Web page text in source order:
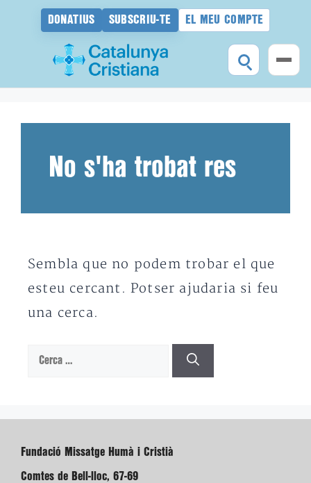
DONATIUS SUBSCRIU-TE EL MEU COMPTE
No s'ha trobat res
Sembla que no podem trobar el que
esteu cercant. Potser ajudaria si feu
una cerca.
Cerca:
Fundació Missatge Humà i Cristià
Comtes de Bell-lloc, 67-69